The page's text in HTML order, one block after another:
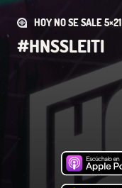
HOY NO SE SALE 5×21
#HNSSLEITI